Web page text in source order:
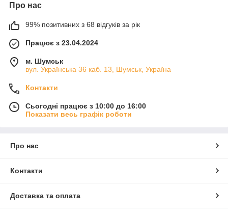
Про нас
99% позитивних з 68 відгуків за рік
Працює з 23.04.2024
м. Шумськ
вул. Українська 36 каб. 13, Шумськ, Україна
Контакти
Сьогодні працює з 10:00 до 16:00
Показати весь графік роботи
Про нас
Контакти
Доставка та оплата